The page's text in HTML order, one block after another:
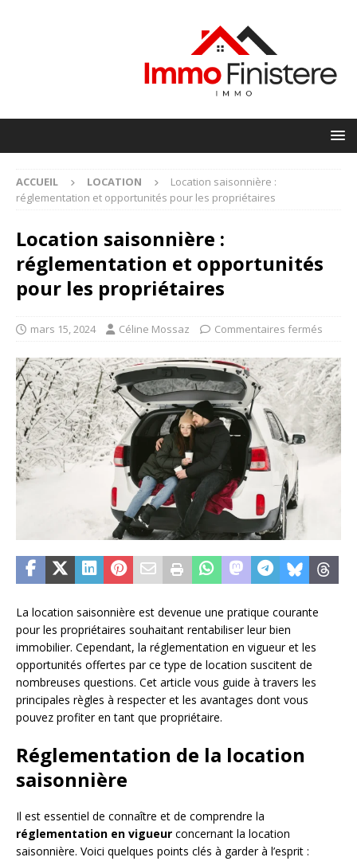
ACCUEIL LOCATION
Location saisonnière :
réglementation et opportunités pour les propriétaires
Location saisonnière :
réglementation et opportunités
pour les propriétaires
mars 15, 2024 Céline Mossaz Commentaires fermés
La location saisonnière est devenue une pratique courante
pour les propriétaires souhaitant rentabiliser leur bien
immobilier. Cependant, la réglementation en vigueur et les
opportunités offertes par ce type de location suscitent de
nombreuses questions. Cet article vous guide à travers les
principales règles à respecter et les avantages dont vous
pouvez profiter en tant que propriétaire.
Réglementation de la location
saisonnière
Il est essentiel de connaître et de comprendre la
réglementation en vigueur concernant la location
saisonnière. Voici quelques points clés à garder à l’esprit :